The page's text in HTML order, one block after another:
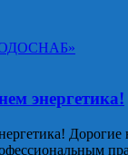
энергетика!
Дорогие